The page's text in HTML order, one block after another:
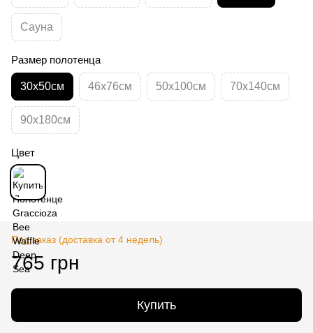
Сауна
Размер полотенца
30х50см 46х76см 50х100см 70х140см
90х180см
Цвет
Под заказ (доставка от 4 недель)
765 грн
Купить